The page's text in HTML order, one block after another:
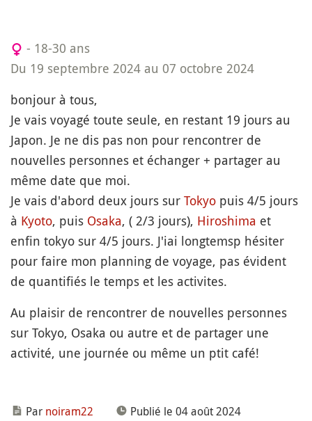
- 18-30 ans
Du 19 septembre 2024 au 07 octobre 2024
bonjour à tous,
Je vais voyagé toute seule, en restant 19 jours au
Japon. Je ne dis pas non pour rencontrer de
nouvelles personnes et échanger + partager au
même date que moi.
Je vais d'abord deux jours sur Tokyo puis 4/5 jours
à Kyoto, puis Osaka, ( 2/3 jours), Hiroshima et
enfin tokyo sur 4/5 jours. J'iai longtemsp hésiter
pour faire mon planning de voyage, pas évident
de quantifiés le temps et les activites.
Au plaisir de rencontrer de nouvelles personnes
sur Tokyo, Osaka ou autre et de partager une
activité, une journée ou même un ptit café!
Par noiram22
Publié le 04 août 2024